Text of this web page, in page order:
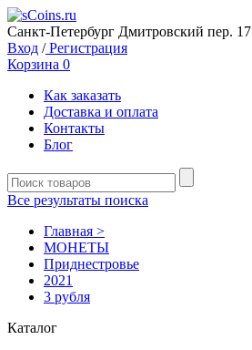
Санкт-Петербург Дмитровский пер. 17
Вход /Регистрация
Корзина 0
Как заказать
Доставка и оплата
Контакты
Блог
Все результаты поиска
Главная >
MОНЕТЫ
Приднестровье
2021
3 рубля
Каталог